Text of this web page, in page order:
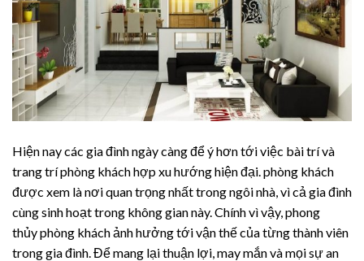
Hiện nay các gia đình ngày càng để ý hơn tới việc bài trí và
trang trí phòng khách hợp xu hướng hiện đại. phòng khách
được xem là nơi quan trọng nhất trong ngôi nhà, vì cả gia đình
cùng sinh hoạt trong không gian này. Chính vì vậy, phong
thủy phòng khách ảnh hưởng tới vận thế của từng thành viên
trong gia đình. Để mang lại thuận lợi, may mắn và mọi sự an